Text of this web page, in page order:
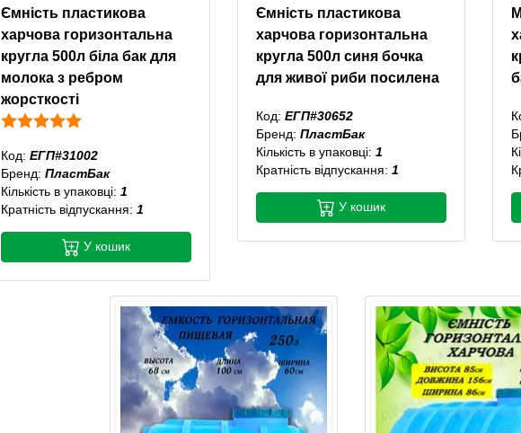
Ємність пластикова
харчова горизонтальна
кругла 500л біла бак для
молока з ребром
жорсткості
Код: ЕГП#31002
Бренд: ПластБак
Кількість в упаковці: 1
Кратність відпускання: 1
У кошик
Ємність пластикова
харчова горизонтальна
кругла 500л синя бочка
для живої риби посилена
Код: ЕГП#30652
Бренд: ПластБак
Кількість в упаковці: 1
Кратність відпускання: 1
У кошик